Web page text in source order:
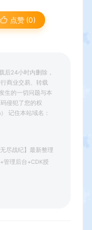
点赞 (0)
后24小时内删除，
商业交易、转载
生的一切问题与本
侵犯了您的权
记住本站域名：
尽战纪】最新整理
管理后台+CDK授